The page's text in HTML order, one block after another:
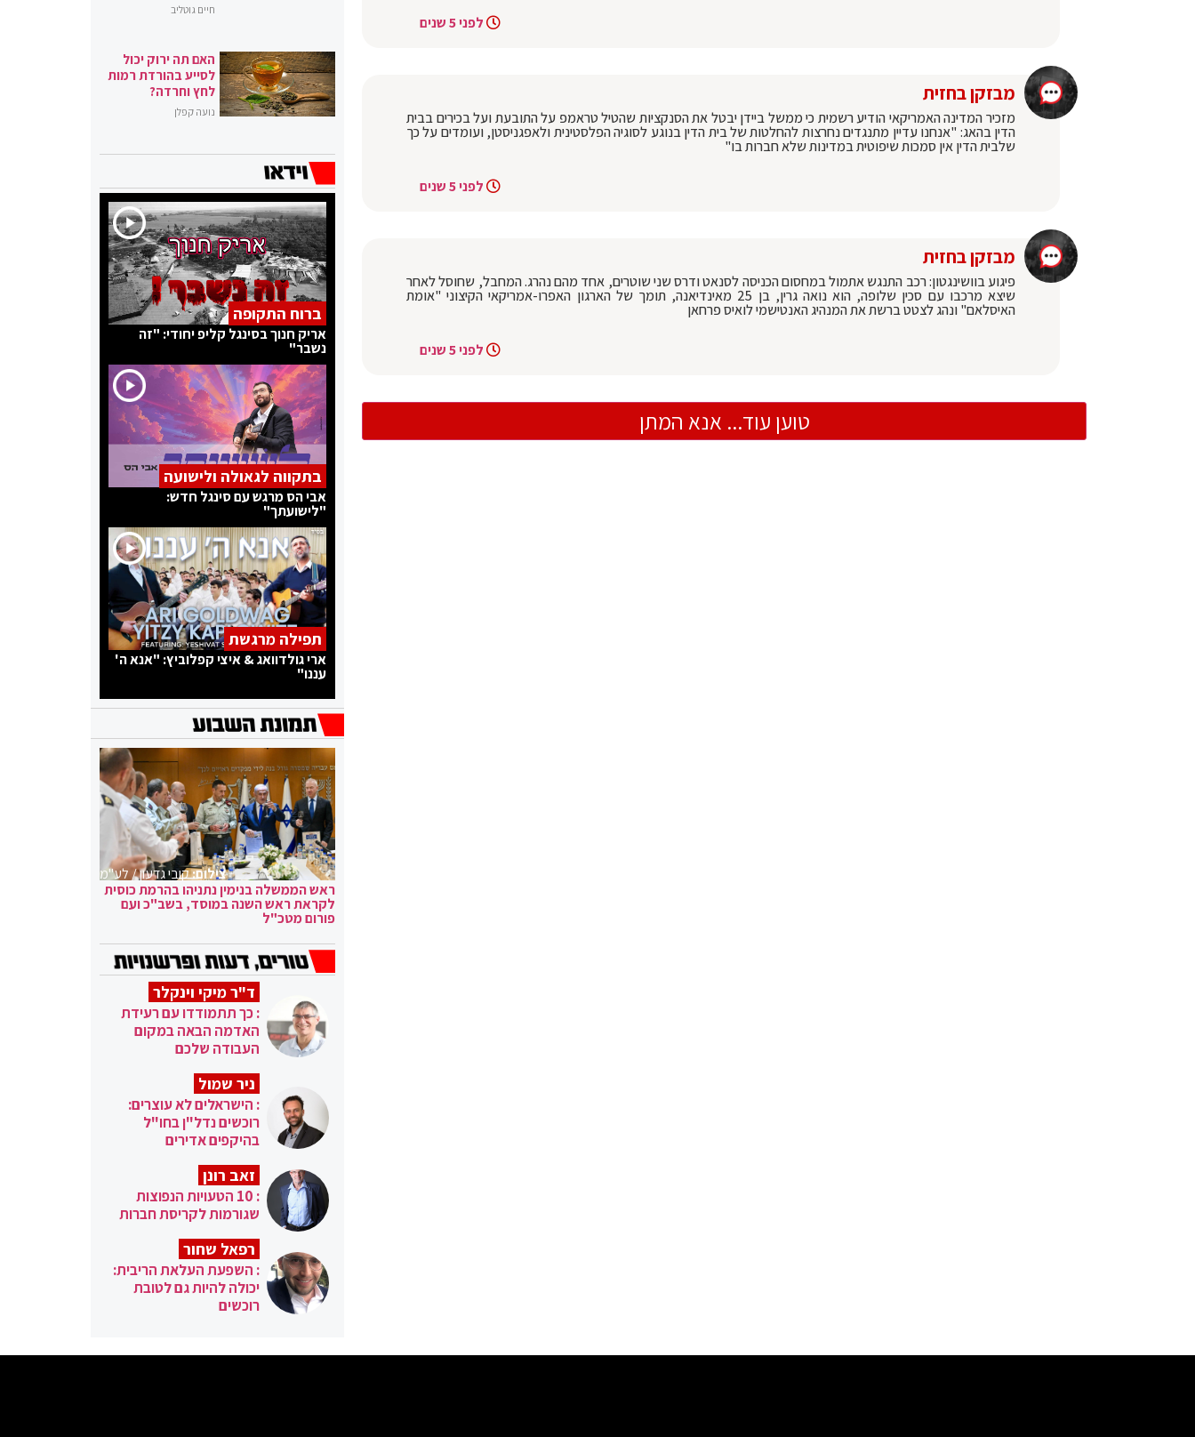
לפני 5 שנים
מבזקן בחזית
מזכיר המדינה האמריקאי הודיע רשמית כי ממשל ביידן יבטל את הסנקציות שהטיל טראמפ על התובעת ועל בכירים בבית
הדין בהאג: "אנחנו עדיין מתנגדים נחרצות להחלטות של בית הדין בנוגע לסוגיה הפלסטינית ולאפגניסטן, ועומדים על כך
שלבית הדין אין סמכות שיפוטית במדינות שלא חברות בו"
לפני 5 שנים
מבזקן בחזית
פיגוע בוושינגטון: רכב התנגש אתמול במחסום הכניסה לסנאט ודרס שני שוטרים, אחד מהם נהרג. המחבל, שחוסל לאחר
שיצא מרכבו עם סכין שלופה, הוא נואה גרין, בן 25 מאינדיאנה, תומך של הארגון האפרו-אמריקאי הקיצוני "אומת
האיסלאם" ונהג לצטט ברשת את המנהיג האנטישמי לואיס פרחאן
לפני 5 שנים
טוען עוד... אנא המתן
חיים גוטליב
האם תה ירוק יכול
לסייע בהורדת רמות
לחץ וחרדה?
נועה קפלן
ברוח התקופה
אריק חנוך בסינגל קליפ יחודי: "זה
נשבר"
בתקווה לגאולה ולישועה
אבי הס מרגש עם סינגל חדש:
"לישועתך"
תפילה מרגשת
ארי גולדוואג & איצי קפלוביץ: "אנא ה'
עננו"
צילום:קובי גדעון / לע"מ
ראש הממשלה בנימין נתניהו בהרמת כוסית
לקראת ראש השנה במוסד, בשב"כ ועם
פורום מטכ"ל
ד"ר מיקי וינקלר
: כך תתמודדו עם רעידת
האדמה הבאה במקום
העבודה שלכם
ניר שמול
: הישראלים לא עוצרים:
רוכשים נדל"ן בחו"ל
בהיקפים אדירים
זאב רונן
: 10 הטעויות הנפוצות
שגורמות לקריסת חברות
רפאל שחור
: השפעת העלאת הריבית:
יכולה להיות גם לטובת
רוכשים